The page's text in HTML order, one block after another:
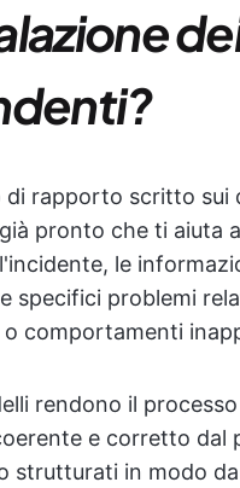
di rapporto scritto sui
pronto che ti aiuta
le
specifici problemi
comportamenti
rendono il
e corretto dal
strutturati in modo